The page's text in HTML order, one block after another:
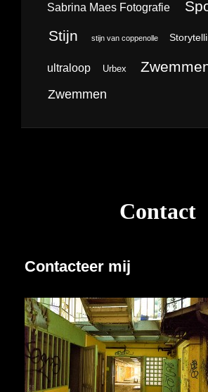
Sabrina Maes Fotografie
Stijn stijn van coppenolle
ultraloop Urbex
Zwemmen
Contact
Contacteer mij